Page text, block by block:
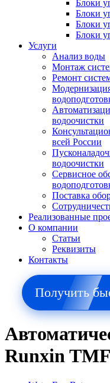
Блоки
Блоки
Блоки
Блоки
Услуги
Анализ воды
Монтаж
Ремонт
водоочистки
всей России
водоочистки
Сервисное
Поставка
Реализованные
О компании
Cтатьи
Реквизиты
Контакты
Получить
Runxin